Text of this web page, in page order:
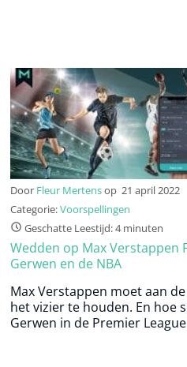
Door Fleur Mertensop 21 april 2022
Categorie:Voorspellingen
Geschatte Leestijd: 4 minuten
Wedden op Max Verstappen
Gerwen en de NBA
Max Verstappen moet aan
het vizier te houden. En hoe
Gerwen in de Premier